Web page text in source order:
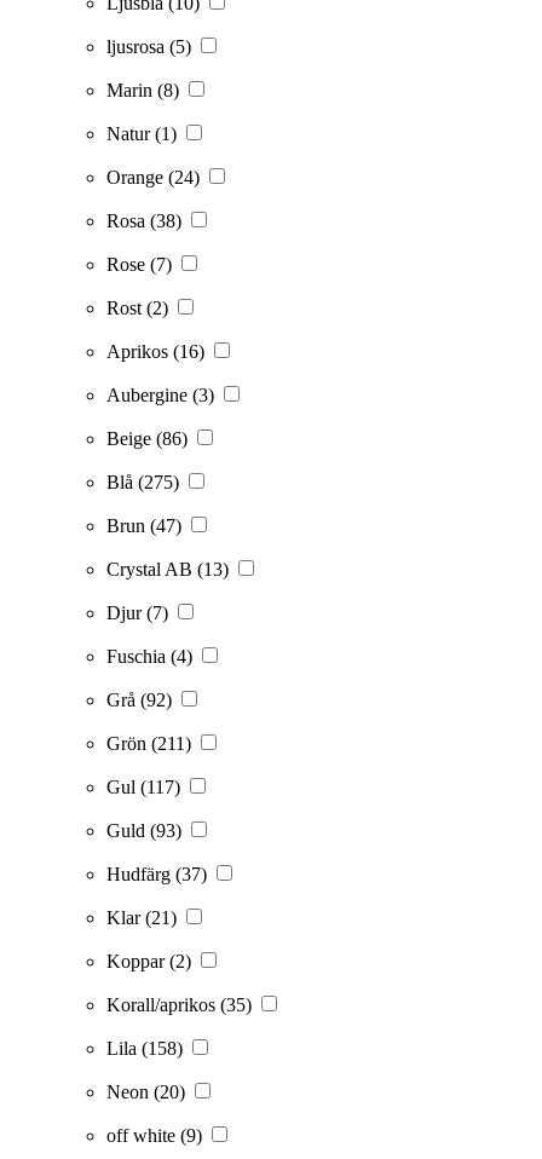
ljusrosa (5)
Marin (8)
Natur(1)
Orange (24)
Rosa (38)
Rose (7)
Rost (2)
Aprikos (16)
Aubergine (3)
Beige (86)
Blå (275)
Brun (47)
Crystal AB (13)
Djur(7)
Fuschia (4)
Grå (92)
Grön (211)
Gul (117)
Guld (93)
Hudfärg (37)
Klar(21)
Koppar(2)
Korall/aprikos (35)
Lila (158)
Neon (20)
off white (9)